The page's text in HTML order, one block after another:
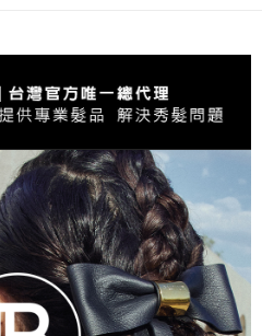
人資訊註冊。若發現惡意使用之情形，